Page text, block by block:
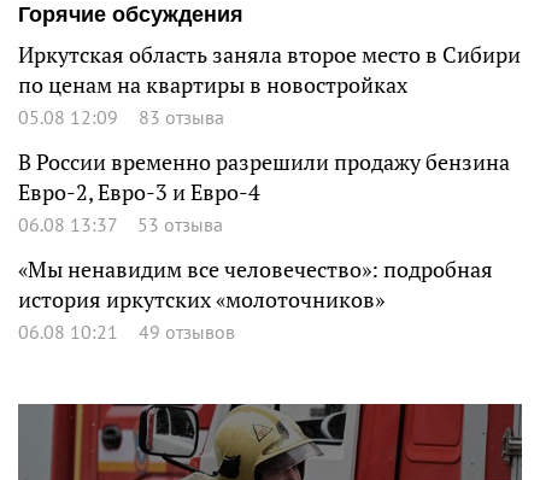
Горячие обсуждения
Иркутская область заняла второе место в Сибири
по ценам на квартиры в новостройках
05.08 12:09 83 отзыва
В России временно разрешили продажу бензина
Евро-2, Евро-3 и Евро-4
06.08 13:37 53 отзыва
«Мы ненавидим все человечество»: подробная
история иркутских «молоточников»
06.08 10:21 49 отзывов